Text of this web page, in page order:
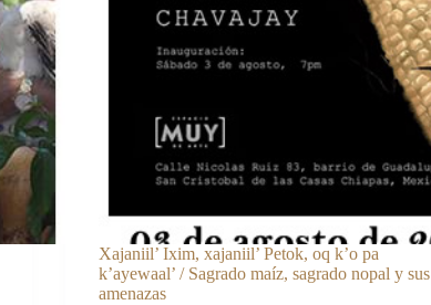
Xajaniil’ Ixim, xajaniil’ Petok, oq k’o pa
k’ayewaal’ / Sagrado maíz, sagrado nopal y sus
amenazas